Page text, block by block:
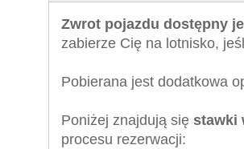
Zwrot pojazdu dostępny
zabierze Cię na lotnisko,
Pobierana jest dodatkowa
Poniżej znajdują się stawki
procesu rezerwacji: